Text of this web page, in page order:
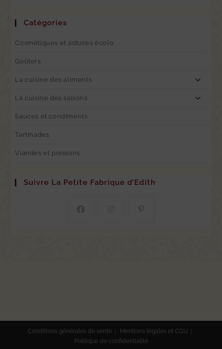
Catégories
Cosmétiques et astuces écolo
Goûters
La cuisine des aliments
La cuisine des saisons
Sauces et condiments
Tartinades
Viandes et poissons
Suivre La Petite Fabrique d’Edith
Conditions générales de vente
Mentions légales et CGU
Politique de confidentialité